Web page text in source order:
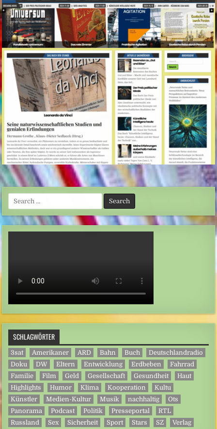
Search
for:
SCHLAGWÖRTER
3sat Amerikaner ARD Bahn Buch
Deutschlandradio
Doku
DW Eltern Entwicklung Erdbeben
Fahrrad
Familie
Film Geld Gesellschaft Gesundheit
Haut
Highlights
Humor Klima Kooperation
Kultu
Künstler
Medien-Kultur Musik nachhaltig
Ots
Panorama
Podcast Politik Presseportal
RTL
Russland
Sex Sicherheit Sport Stars SZ
Verlag